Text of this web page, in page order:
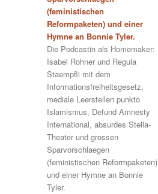
(feministischen
Reformpaketen) und einer
Hymne an Bonnie Tyler.
Die Podcastin als Homemaker:
Isabel Rohner und Regula
Staempfli mit dem
Informationsfreiheitsgesetz,
mediale Leerstellen punkto
Islamismus, Defund Amnesty
International, absurdes Stella-
Theater und grossen
Sparvorschlaegen
(feministischen Reformpaketen)
und einer Hymne an Bonnie
Tyler.